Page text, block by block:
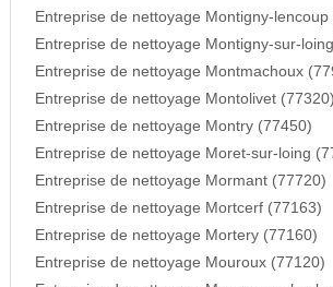
Entreprise de nettoyage Montigny-lencoup
Entreprise de nettoyage Montigny-sur-
Entreprise de nettoyage Montmachoux
Entreprise de nettoyage Montolivet (77320)
Entreprise de nettoyage Montry (77450)
Entreprise de nettoyage Moret-sur-loing
Entreprise de nettoyage Mormant (77720)
Entreprise de nettoyage Mortcerf (77163)
Entreprise de nettoyage Mortery (77160)
Entreprise de nettoyage Mouroux (77120)